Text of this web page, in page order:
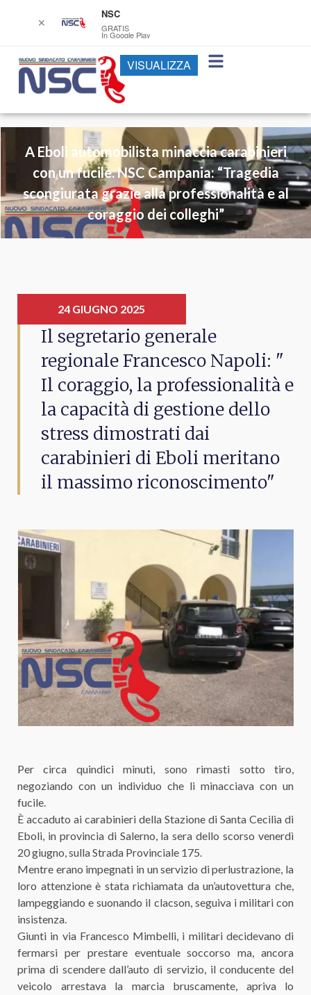
A Eboli automobilista minaccia carabinieri
con un fucile. NSC Campania: “Tragedia
scongiurata grazie alla professionalità e al
coraggio dei colleghi”
24 GIUGNO 2025
Il segretario generale
regionale Francesco Napoli: "
Il coraggio, la professionalità e
la capacità di gestione dello
stress dimostrati dai
carabinieri di Eboli meritano
il massimo riconoscimento"
Per circa quindici minuti, sono rimasti sotto tiro,
negoziando con un individuo che li minacciava con un
fucile.
È accaduto ai carabinieri della Stazione di Santa Cecilia di
Eboli, in provincia di Salerno, la sera dello scorso venerdì
20 giugno, sulla Strada Provinciale 175.
Mentre erano impegnati in un servizio di perlustrazione, la
loro attenzione è stata richiamata da un’autovettura che,
lampeggiando e suonando il clacson, seguiva i militari con
insistenza.
Giunti in via Francesco Mimbelli, i militari decidevano di
fermarsi per prestare eventuale soccorso ma, ancora
prima di scendere dall’auto di servizio, il conducente del
veicolo arrestava la marcia bruscamente, apriva lo
✕
NSC
GRATIS
In Google Play
VISUALIZZA